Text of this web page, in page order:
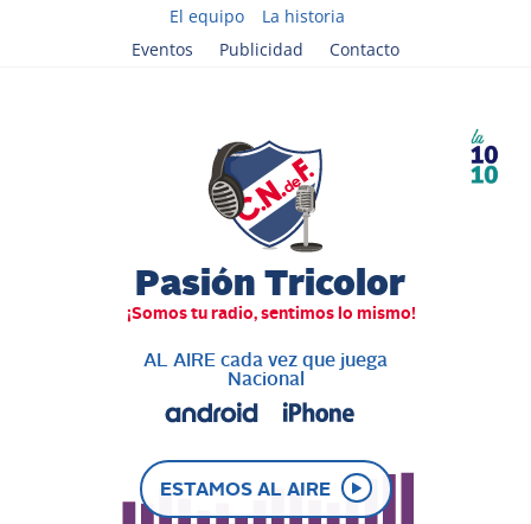
El equipo
La historia
Eventos
Publicidad Contacto
AL AIRE cada vez que juega
Nacional
ESTAMOS AL AIRE